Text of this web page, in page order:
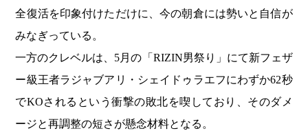
全復活を印象付けただけに、今の朝倉には勢いと自信が
みなぎっている。
一方のクレベルは、5月の「RIZIN男祭り」にて新フェザ
ー級王者ラジャブアリ・シェイドゥラエフにわずか62秒
でKOされるという衝撃の敗北を喫しており、そのダメ
ージと再調整の短さが懸念材料となる。